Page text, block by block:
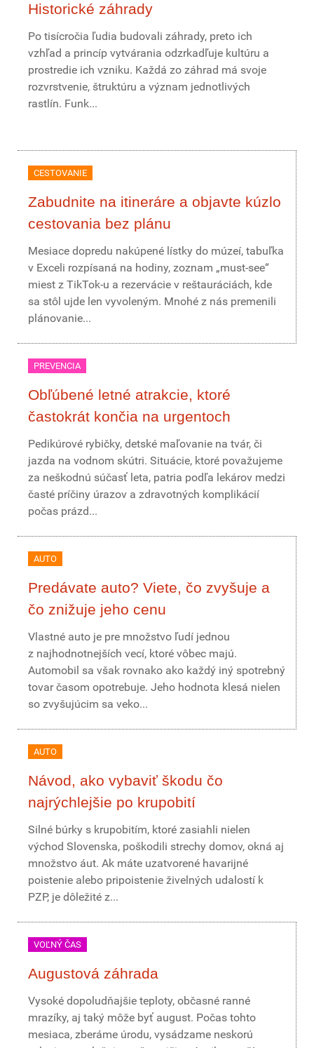
Historické záhrady
Po tisícročia ľudia budovali záhrady, preto ich
vzhľad a princíp vytvárania odzrkadľuje kultúru a
prostredie ich vzniku. Každá zo záhrad má svoje
rozvrstvenie, štruktúru a význam jednotlivých
rastlín. Funk...
CESTOVANIE
Zabudnite na itineráre a objavte kúzlo
cestovania bez plánu
Mesiace dopredu nakúpené lístky do múzeí, tabuľka
v Exceli rozpísaná na hodiny, zoznam „must-see“
miest z TikTok-u a rezervácie v reštauráciách, kde
sa stôl ujde len vyvoleným. Mnohé z nás premenili
plánovanie...
PREVENCIA
Obľúbené letné atrakcie, ktoré
častokrát končia na urgentoch
Pedikúrové rybičky, detské maľovanie na tvár, či
jazda na vodnom skútri. Situácie, ktoré považujeme
za neškodnú súčasť leta, patria podľa lekárov medzi
časté príčiny úrazov a zdravotných komplikácií
počas prázd...
AUTO
Predávate auto? Viete, čo zvyšuje a
čo znižuje jeho cenu
Vlastné auto je pre množstvo ľudí jednou
z najhodnotnejších vecí, ktoré vôbec majú.
Automobil sa však rovnako ako každý iný spotrebný
tovar časom opotrebuje. Jeho hodnota klesá nielen
so zvyšujúcim sa veko...
AUTO
Návod, ako vybaviť škodu čo
najrýchlejšie po krupobití
Silné búrky s krupobitím, ktoré zasiahli nielen
východ Slovenska, poškodili strechy domov, okná aj
množstvo áut. Ak máte uzatvorené havarijné
poistenie alebo pripoistenie živelných udalostí k
PZP, je dôležité z...
VOĽNÝ ČAS
Augustová záhrada
Vysoké dopoludňajšie teploty, občasné ranné
mrazíky, aj taký môže byť august. Počas tohto
mesiaca, zberáme úrodu, vysádzame neskorú